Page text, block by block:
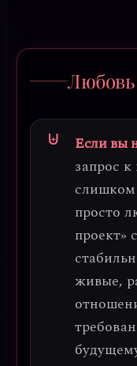
Если вы
запрос
просто
проект»
живые,